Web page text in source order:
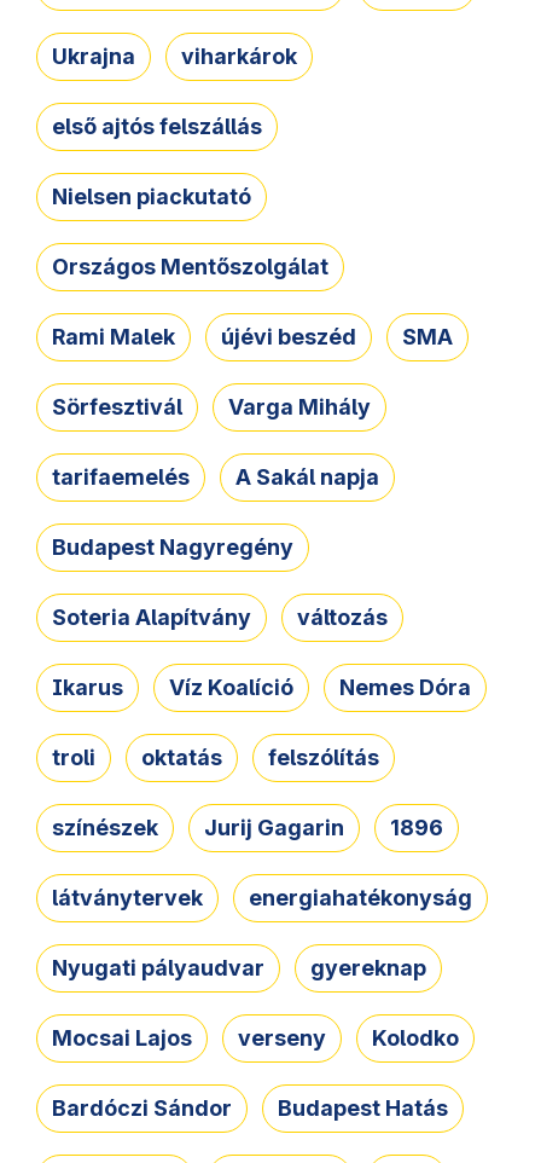
Ukrajna viharkárok
első ajtós felszállás
Nielsen piackutató
Országos Mentőszolgálat
Rami Malek újévi beszéd SMA
Sörfesztivál Varga Mihály
tarifaemelés A Sakál napja
Budapest Nagyregény
Soteria Alapítvány változás
Ikarus Víz Koalíció Nemes Dóra
troli oktatás felszólítás
színészek Jurij Gagarin 1896
látványtervek energiahatékonyság
Nyugati pályaudvar gyereknap
Mocsai Lajos verseny Kolodko
Bardóczi Sándor Budapest Hatás